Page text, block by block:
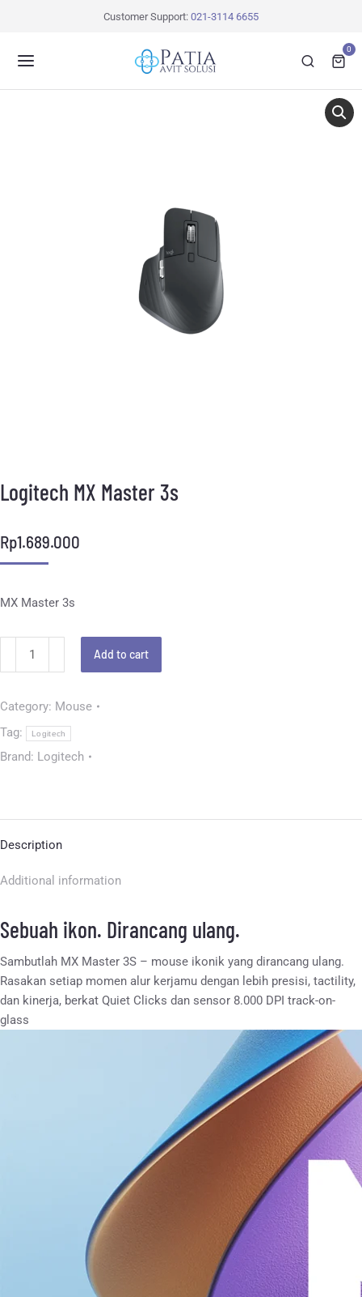
Customer Support: 021-3114 6655
0
Logitech MX Master 3s
Rp1.689.000
MX Master 3s
Add to cart
Category: Mouse
Tag:
Logitech
Brand: Logitech
Description
Additional information
Sebuah ikon. Dirancang ulang.
Sambutlah MX Master 3S – mouse ikonik yang dirancang ulang.
Rasakan setiap momen alur kerjamu dengan lebih presisi, tactility,
dan kinerja, berkat Quiet Clicks dan sensor 8.000 DPI track-on-
glass